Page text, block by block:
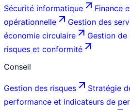
Sécurité informatique
Finance
opérationnelle
Gestion des
économie circulaire
Gestion de
risques et conformité
Conseil
Gestion des risques Stratégie
performance et indicateurs de